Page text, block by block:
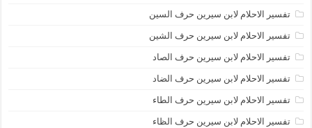
تفسير الاحلام لابن سيرين حرف السين
تفسير الاحلام لابن سيرين حرف الشين
تفسير الاحلام لابن سيرين حرف الصاد
تفسير الاحلام لابن سيرين حرف الضاد
تفسير الاحلام لابن سيرين حرف الطاء
تفسير الاحلام لابن سيرين حرف الظاء